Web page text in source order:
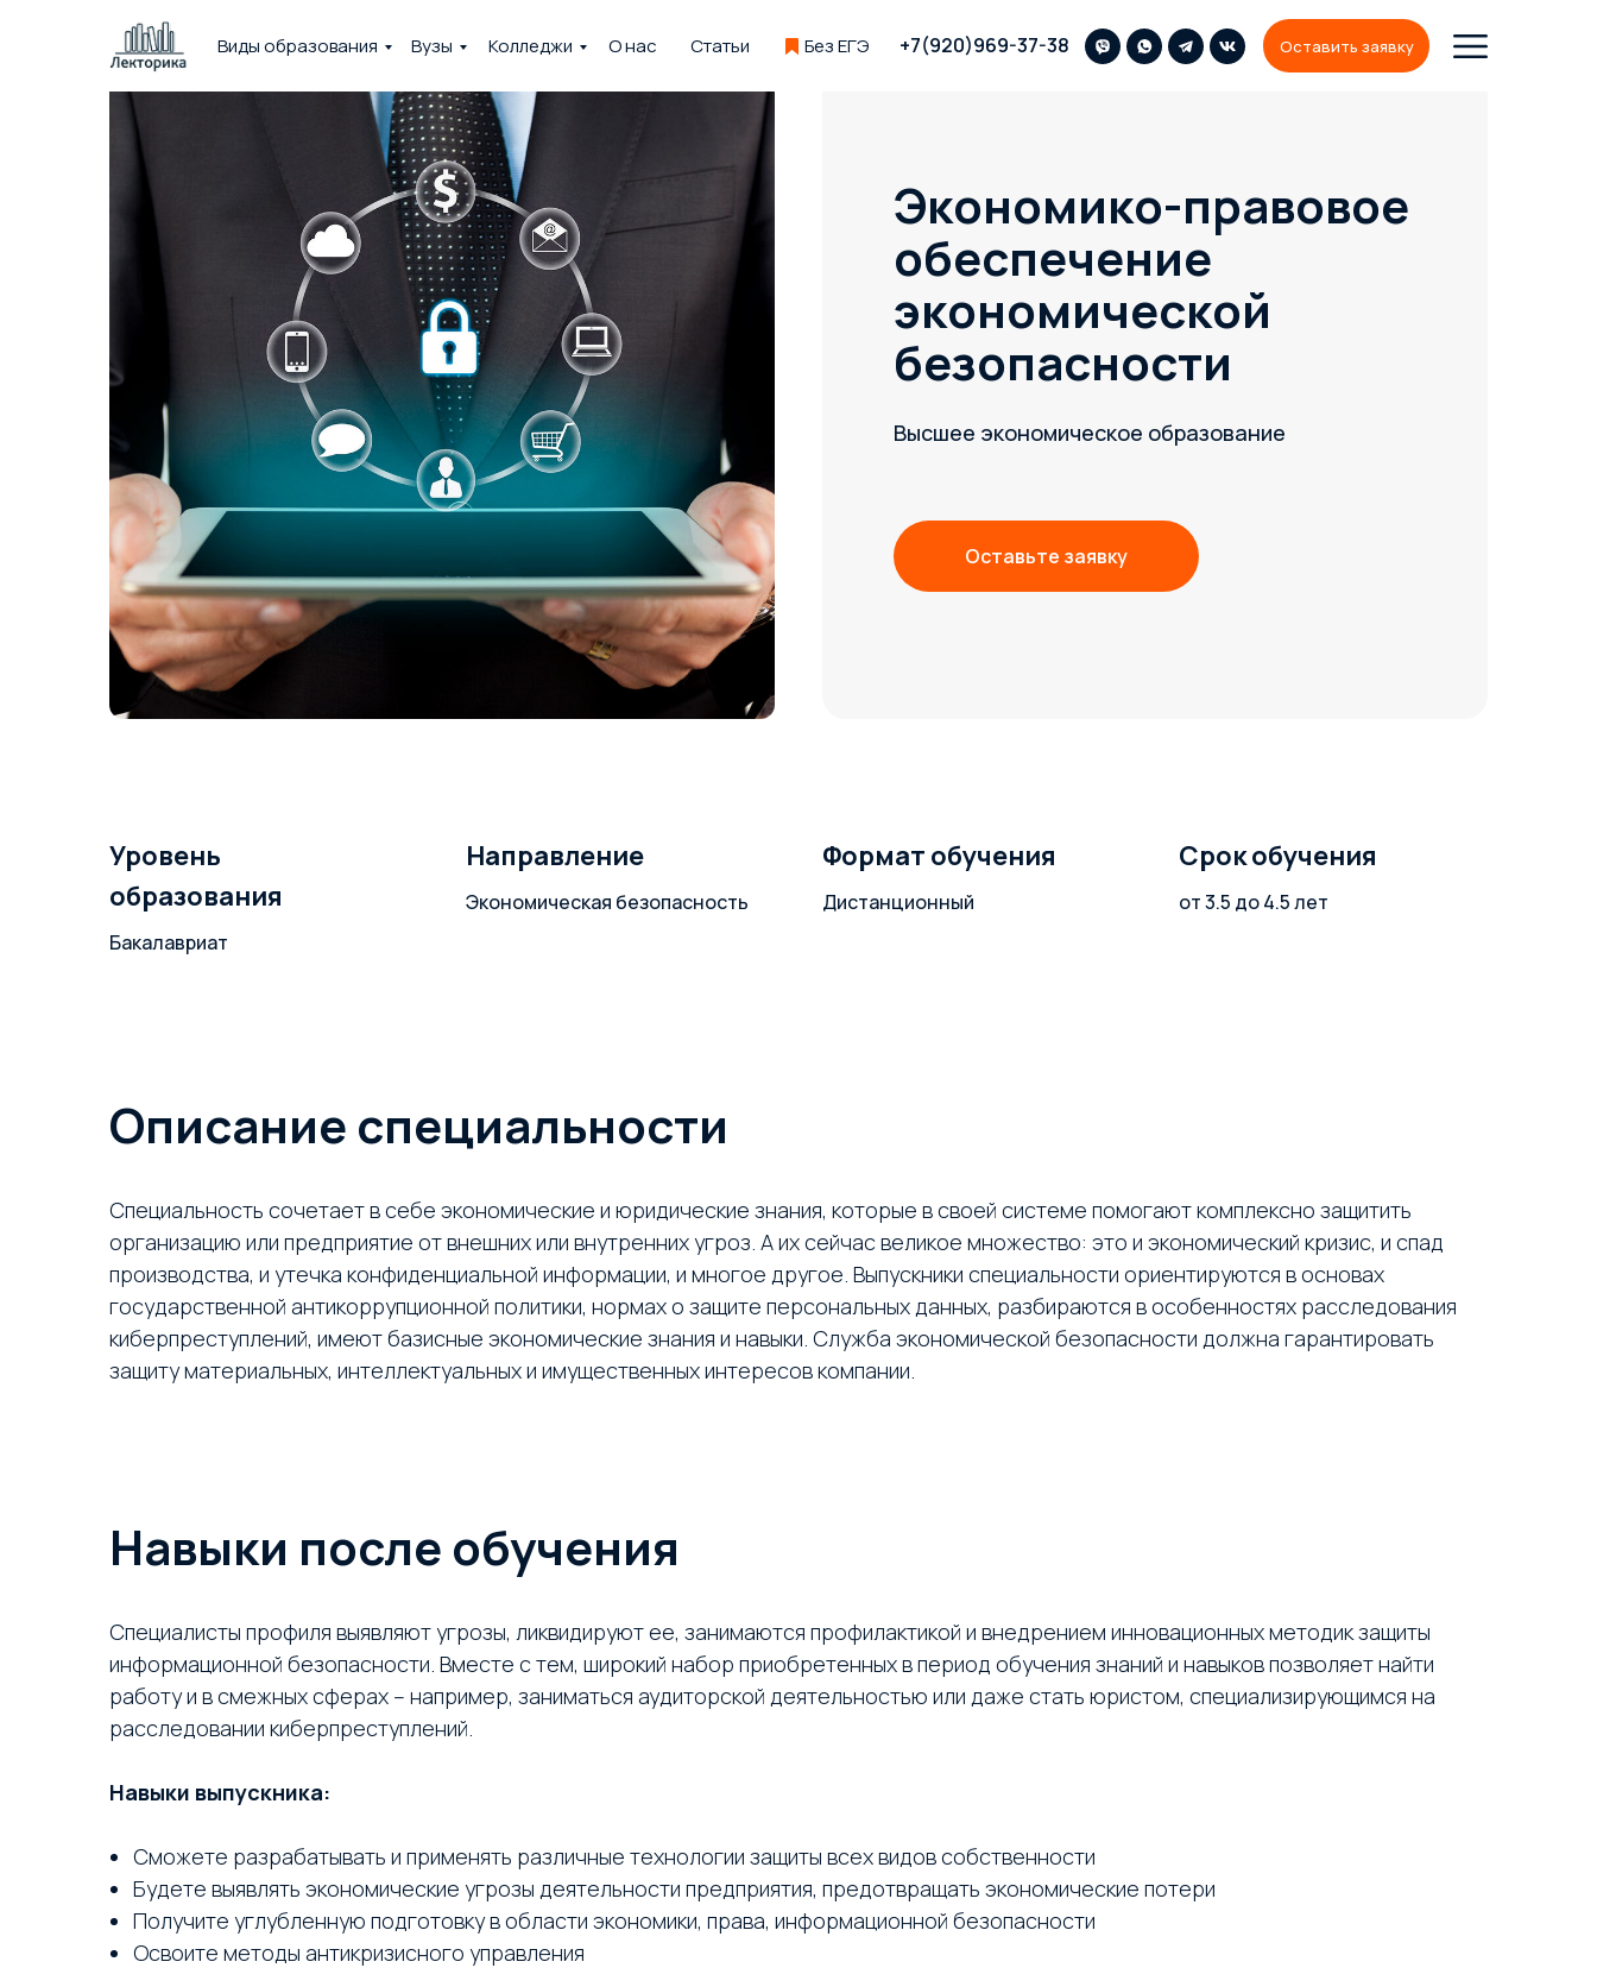
Оставить заявку
Колледжи О нас Статьи
Вузы
Виды образования +7(920)969-37-38
Без ЕГЭ
Экономико-правовое
обеспечение
экономической
безопасности
Высшее экономическое образование
Оставьте заявку
Уровень
образования
Бакалавриат
Направление
Экономическая безопасность
Формат обучения
Дистанционный
Срок обучения
от 3.5 до 4.5 лет
Описание специальности
Специальность сочетает в себе экономические и юридические знания, которые в своей системе помогают комплексно защитить
организацию или предприятие от внешних или внутренних угроз. А их сейчас великое множество: это и экономический кризис, и спад
производства, и утечка конфиденциальной информации, и многое другое. Выпускники специальности ориентируются в основах
государственной антикоррупционной политики, нормах о защите персональных данных, разбираются в особенностях расследования
киберпреступлений, имеют базисные экономические знания и навыки. Служба экономической безопасности должна гарантировать
защиту материальных, интеллектуальных и имущественных интересов компании.
Навыки после обучения
Специалисты профиля выявляют угрозы, ликвидируют ее, занимаются профилактикой и внедрением инновационных методик защиты
информационной безопасности. Вместе с тем, широкий набор приобретенных в период обучения знаний и навыков позволяет найти
работу и в смежных сферах – например, заниматься аудиторской деятельностью или даже стать юристом, специализирующимся на
расследовании киберпреступлений.
Навыки выпускника:
Сможете разрабатывать и применять различные технологии защиты всех видов собственности
Будете выявлять экономические угрозы деятельности предприятия, предотвращать экономические потери
Получите углубленную подготовку в области экономики, права, информационной безопасности
Освоите методы антикризисного управления